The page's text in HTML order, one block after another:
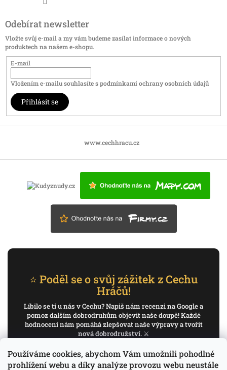
Používáme cookies, abychom Vám umožnili pohodlné
prohlížení webu a díky analýze provozu webu neustále
Odebírat newsletter
Vložte svůj e-mail a my vám budeme zasílat informace o nových
produktech na našem e-shopu.
E-mail
Vložením e-mailu souhlasíte spodmínkami ochrany osobních údajů
Přihlásit se
www.cechhracu.cz
⭐ Poděl se o svůj zážitek z Cechu
Hráčů!
Líbilo se ti u nás v Cechu? Napiš nám recenzi na Google a
pomoz dalším dobrodruhům objevit naše doupě! Každé
hodnocení nám pomáhá zlepšovat naše výpravy a tvořit
nová dobrodružství. ⚔️
✍️ Napiš recenzi na Google